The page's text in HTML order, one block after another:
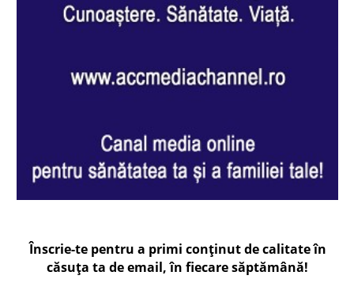
Înscrie-te pentru a primi conținut de calitate în
căsuța ta de email, în fiecaresăptămână!